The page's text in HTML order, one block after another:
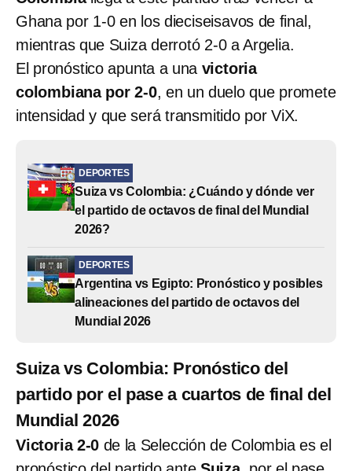
Ghana por 1-0 en los dieciseisavos de final,
mientras que Suiza derrotó 2-0 a Argelia.
El pronóstico apunta a una victoria
colombiana por 2-0, en un duelo que promete
intensidad y que será transmitido por ViX.
DEPORTES
Suiza vs Colombia: ¿Cuándo y dónde ver
el partido de octavos de final del Mundial
2026?
DEPORTES
Argentina vs Egipto: Pronóstico y posibles
alineaciones del partido de octavos del
Mundial 2026
Suiza vs Colombia: Pronóstico del
partido por el pase a cuartos de final del
Mundial 2026
Victoria 2-0 de la Selección de Colombia es el